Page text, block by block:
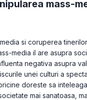
mass-
si coruperea
media il are asupra
negativa asupra
unei culturi a
doreste sa
mai sanatoasa,